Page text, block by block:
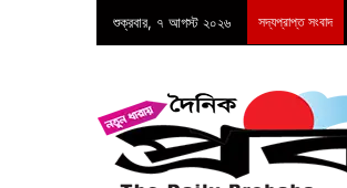
শুক্রবার, ৭ আগস্ট ২০২৬ সদ্যপ্রাপ্ত সংবাদ